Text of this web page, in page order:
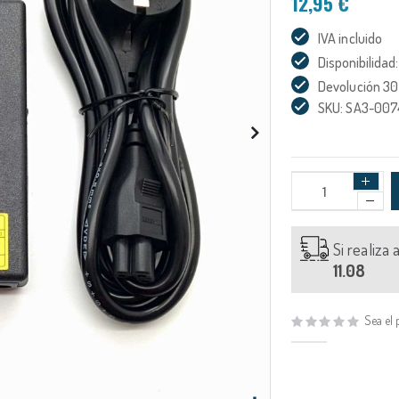
IVA incluido
Disponibilidad:
Devolución
SKU: SA3-
Si realiza
11.08
Sea el